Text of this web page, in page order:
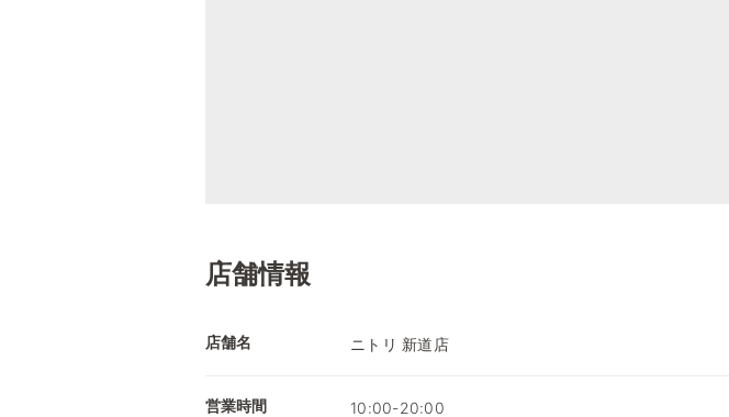
店舗情報
店舗名 ニトリ 新道店
営業時間 10:00-20:00